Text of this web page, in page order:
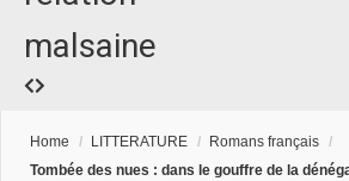
malsaine
Home / LITTERATURE / Romans français /
Tombée des nues : dans le gouffre de la